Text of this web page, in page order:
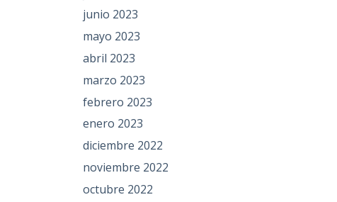
junio 2023
mayo 2023
abril 2023
marzo 2023
febrero 2023
enero 2023
diciembre 2022
noviembre 2022
octubre 2022